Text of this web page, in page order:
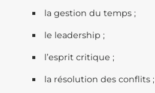
la gestion du temps ;
le leadership ;
l’esprit critique ;
la résolution des conflits ;